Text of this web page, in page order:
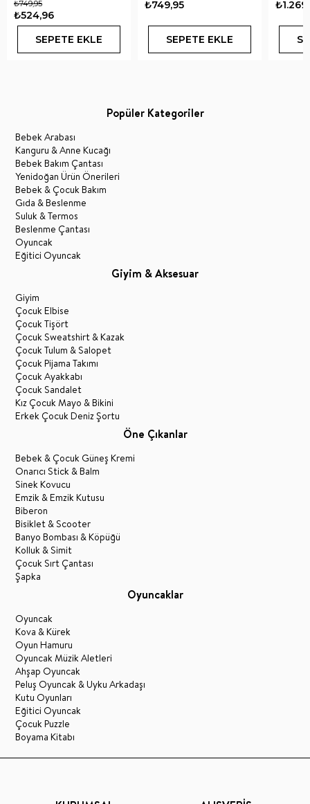
₺524,96
₺749,95
SEPETE EKLE
₺749,95
SEPETE EKLE
Popüler Kategoriler
Bebek Arabası
Kanguru & Anne Kucağı
Bebek Bakım Çantası
Yenidoğan Ürün Önerileri
Bebek & Çocuk Bakım
Gıda & Beslenme
Suluk & Termos
Beslenme Çantası
Oyuncak
Eğitici Oyuncak
Giyim & Aksesuar
Giyim
Çocuk Elbise
Çocuk Tişört
Çocuk Sweatshirt & Kazak
Çocuk Tulum & Salopet
Çocuk Pijama Takımı
Çocuk Ayakkabı
Çocuk Sandalet
Kız Çocuk Mayo & Bikini
Erkek Çocuk Deniz Şortu
Öne Çıkanlar
Bebek & Çocuk Güneş Kremi
Onarıcı Stick & Balm
Sinek Kovucu
Emzik & Emzik Kutusu
Biberon
Bisiklet & Scooter
Banyo Bombası & Köpüğü
Kolluk & Simit
Çocuk Sırt Çantası
Şapka
Oyuncaklar
Oyuncak
Kova & Kürek
Oyun Hamuru
Oyuncak Müzik Aletleri
Ahşap Oyuncak
Peluş Oyuncak & Uyku Arkadaşı
Kutu Oyunları
Eğitici Oyuncak
Çocuk Puzzle
Boyama Kitabı